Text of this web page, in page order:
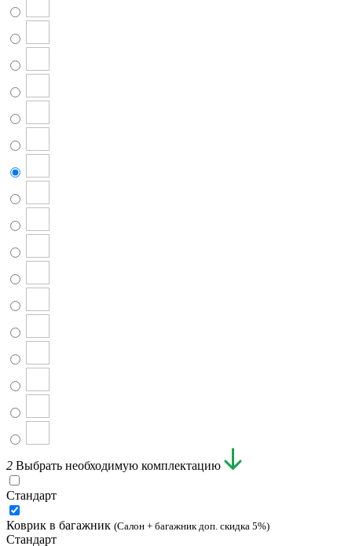
2 Выбрать необходимую комплектацию
Стандарт
Коврик в багажник (Салон + багажник доп. скидка 5%)
Стандарт